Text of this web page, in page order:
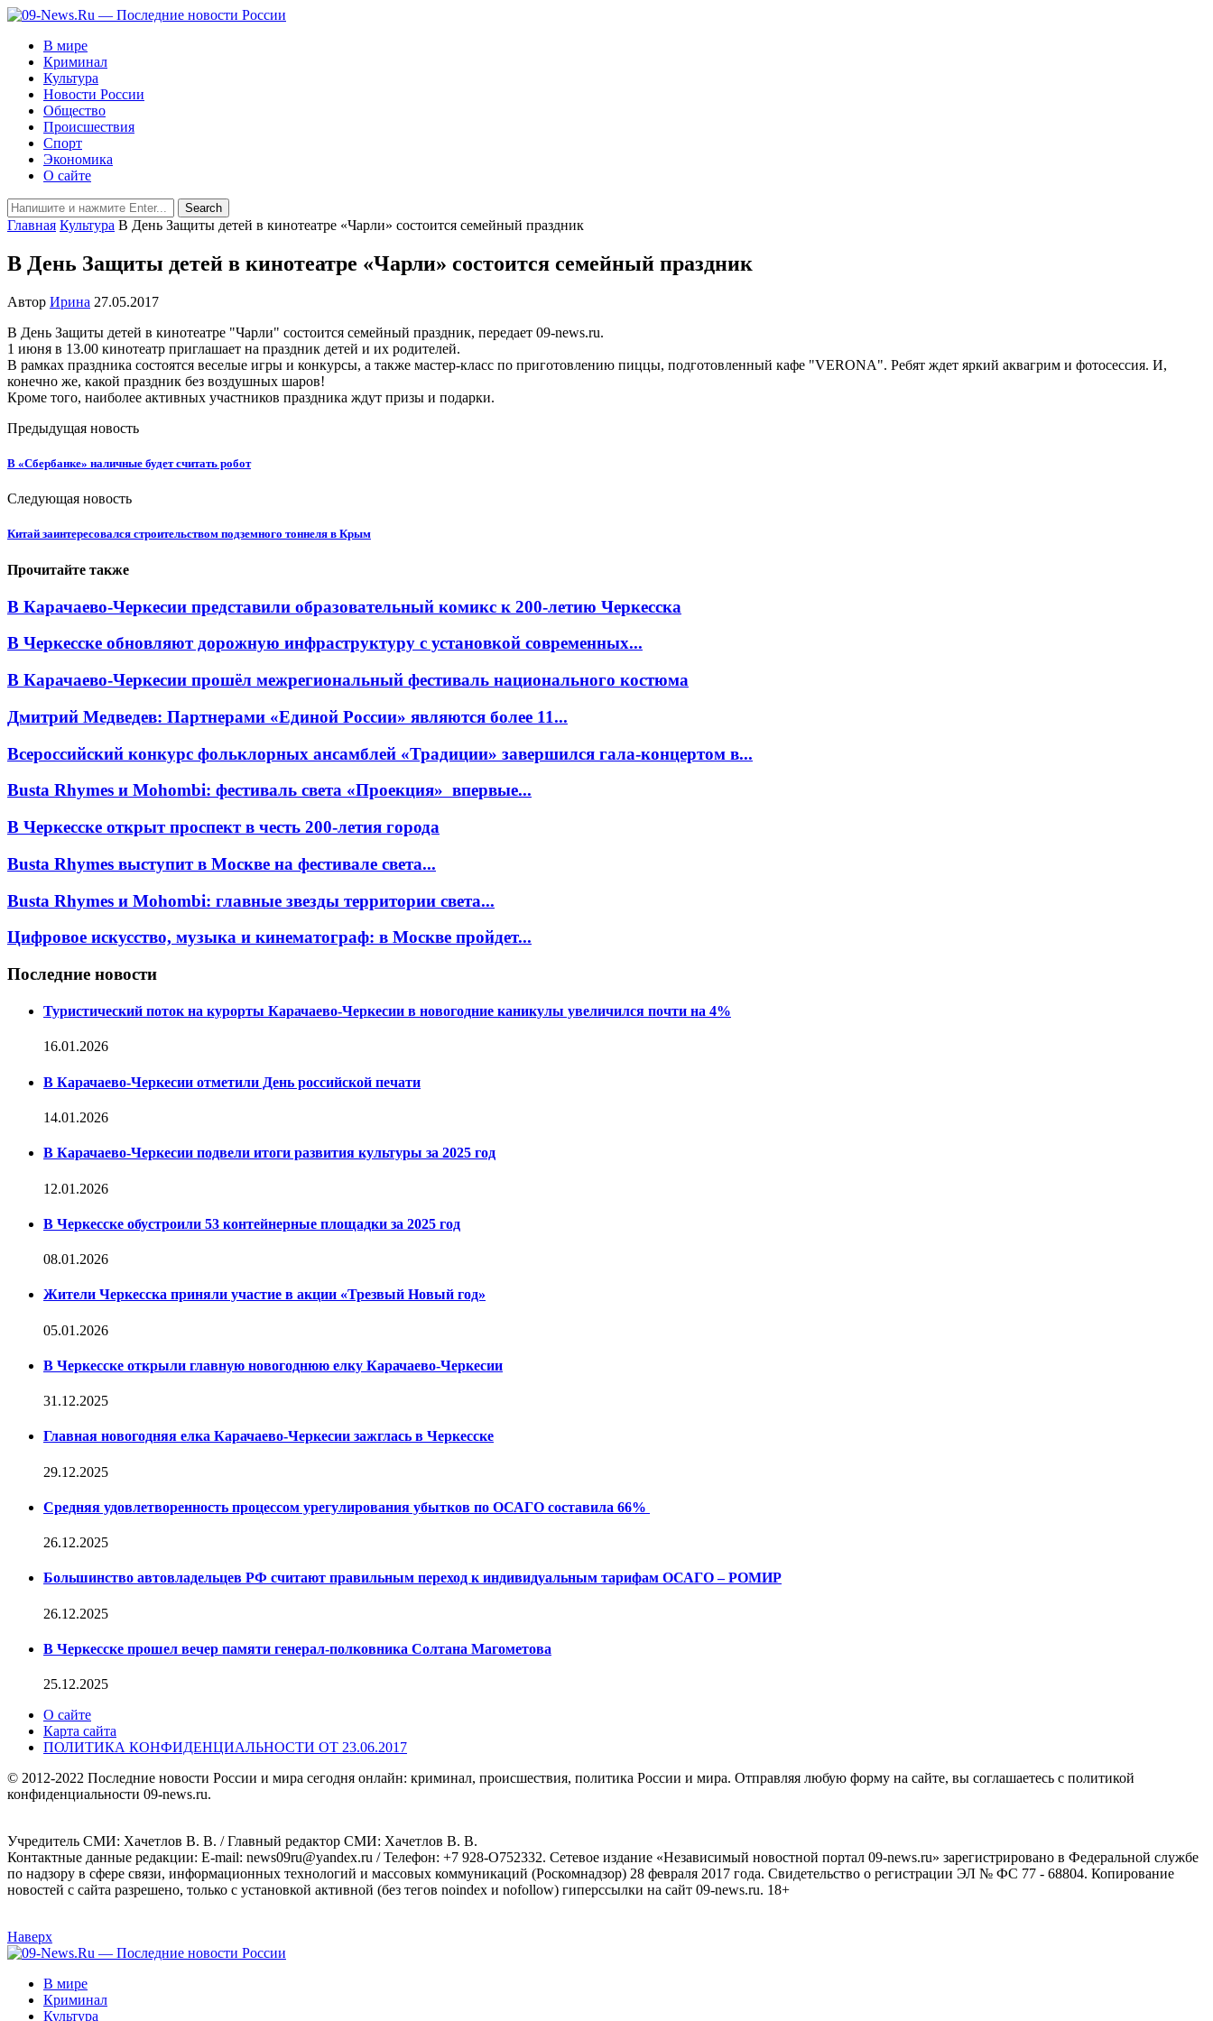
В мире
Криминал
Культура
Новости России
Общество
Происшествия
Спорт
Экономика
О сайте
Главная Культура В День Защиты детей в кинотеатре «Чарли» состоится семейный праздник
В День Защиты детей в кинотеатре «Чарли» состоится семейный праздник
Автор Ирина 27.05.2017
В День Защиты детей в кинотеатре "Чарли" состоится семейный праздник, передает 09-news.ru.
1 июня в 13.00 кинотеатр приглашает на праздник детей и их родителей.
В рамках праздника состоятся веселые игры и конкурсы, а также мастер-класс по приготовлению пиццы, подготовленный кафе "VERONA". Ребят ждет яркий аквагрим и фотосессия. И,
конечно же, какой праздник без воздушных шаров!
Кроме того, наиболее активных участников праздника ждут призы и подарки.
Предыдущая новость
В «Сбербанке» наличные будет считать робот
Следующая новость
Китай заинтересовался строительством подземного тоннеля в Крым
Прочитайте также
В Карачаево-Черкесии представили образовательный комикс к 200-летию Черкесска
В Черкесске обновляют дорожную инфраструктуру с установкой современных...
В Карачаево-Черкесии прошёл межрегиональный фестиваль национального костюма
Дмитрий Медведев: Партнерами «Единой России» являются более 11...
Всероссийский конкурс фольклорных ансамблей «Традиции» завершился гала-концертом в...
Busta Rhymes и Mohombi: фестиваль света «Проекция» впервые...
В Черкесске открыт проспект в честь 200-летия города
Busta Rhymes выступит в Москве на фестивале света...
Busta Rhymes и Mohombi: главные звезды территории света...
Цифровое искусство, музыка и кинематограф: в Москве пройдет...
Последние новости
Туристический поток на курорты Карачаево-Черкесии в новогодние каникулы увеличился почти на 4%
16.01.2026
В Карачаево-Черкесии отметили День российской печати
14.01.2026
В Карачаево-Черкесии подвели итоги развития культуры за 2025 год
12.01.2026
В Черкесске обустроили 53 контейнерные площадки за 2025 год
08.01.2026
Жители Черкесска приняли участие в акции «Трезвый Новый год»
05.01.2026
В Черкесске открыли главную новогоднюю елку Карачаево-Черкесии
31.12.2025
Главная новогодняя елка Карачаево-Черкесии зажглась в Черкесске
29.12.2025
Средняя удовлетворенность процессом урегулирования убытков по ОСАГО составила 66%
26.12.2025
Большинство автовладельцев РФ считают правильным переход к индивидуальным тарифам ОСАГО – РОМИР
26.12.2025
В Черкесске прошел вечер памяти генерал-полковника Солтана Магометова
25.12.2025
О сайте
Карта сайта
ПОЛИТИКА КОНФИДЕНЦИАЛЬНОСТИ ОТ 23.06.2017
© 2012-2022 Последние новости России и мира сегодня онлайн: криминал, происшествия, политика России и мира. Отправляя любую форму на сайте, вы соглашаетесь с политикой
конфиденциальности 09-news.ru.
Учредитель СМИ: Хaчeтлoв B. B. / Главный редактор СМИ: Хaчeтлoв B. B.
Контактные данные редакции: E-mail: news09ru@yandex.ru / Телефон: +7 928-O752332. Сетевое издание «Независимый новостной портал 09-news.ru» зарегистрировано в Федеральной службе
по надзору в сфере связи, информационных технологий и массовых коммуникаций (Роскомнадзор) 28 февраля 2017 года. Свидетельство о регистрации ЭЛ № ФС 77 - 68804. Копирование
новостей с сайта разрешено, только с установкой активной (без тегов noindex и nofollow) гиперссылки на сайт 09-news.ru. 18+
Наверх
В мире
Криминал
Культура